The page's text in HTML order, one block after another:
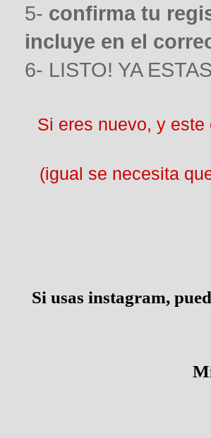
5- confirma tu
incluye en el
6- LISTO! YA
Si eres nuevo, y
(igual se necesita
Si usas instagram,